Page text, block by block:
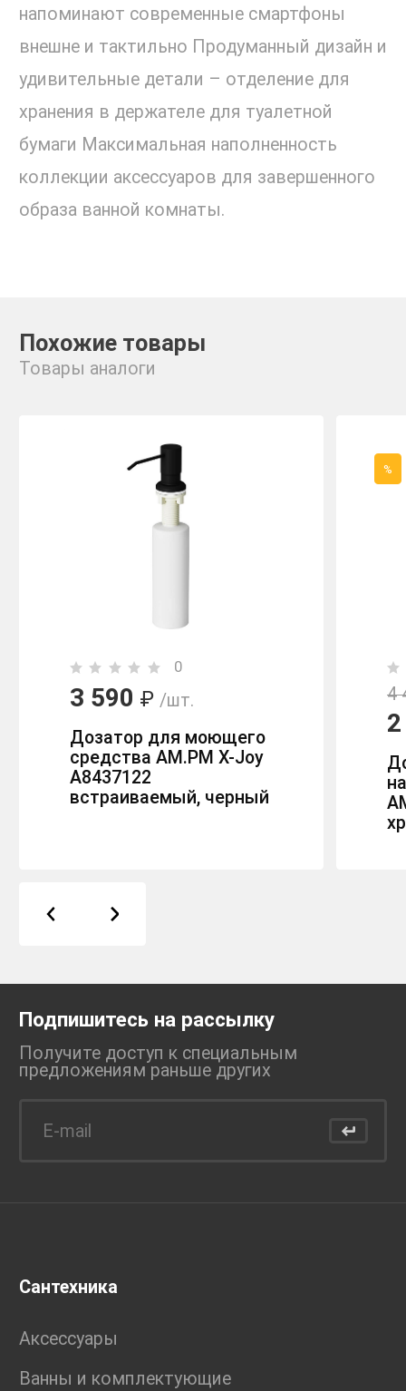
напоминают современные смартфоны
внешне и тактильно Продуманный дизайн и
удивительные детали – отделение для
хранения в держателе для туалетной
бумаги Максимальная наполненность
коллекции аксессуаров для завершенного
образа ванной комнаты.
Похожие товары
Товары аналоги
0
3 590 ₽ /шт.
Дозатор для моющего
средства AM.PM X-Joy
A8437122
встраиваемый, черный
%
4
Подпишитесь на рассылку
Получите доступ к специальным
предложениям раньше других
Сантехника
Аксессуары
Ванны и комплектующие